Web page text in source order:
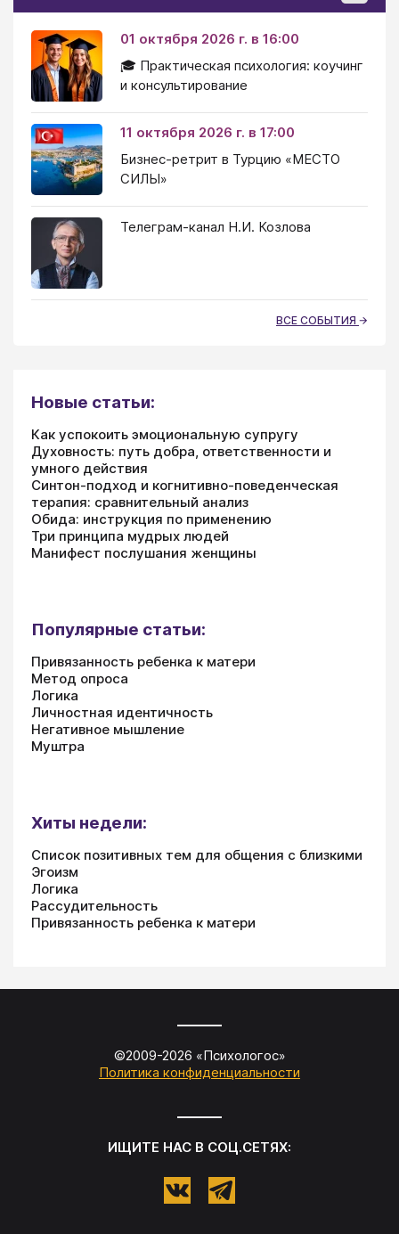
01 октября 2026 г. в 16:00
🎓 Практическая психология: коучинг
и консультирование
11 октября 2026 г. в 17:00
Бизнес-ретрит в Турцию «МЕСТО
СИЛЫ»
Телеграм-канал Н.И. Козлова
ВСЕ СОБЫТИЯ
Новые статьи:
Как успокоить эмоциональную супругу
Духовность: путь добра, ответственности и
умного действия
Синтон-подход и когнитивно-поведенческая
терапия: сравнительный анализ
Обида: инструкция по применению
Три принципа мудрых людей
Манифест послушания женщины
Популярные статьи:
Привязанность ребенка к матери
Метод опроса
Логика
Личностная идентичность
Негативное мышление
Муштра
Хиты недели:
Список позитивных тем для общения с близкими
Эгоизм
Логика
Рассудительность
Привязанность ребенка к матери
©2009-2026 «Психологос»
Политика конфиденциальности
ИЩИТЕ НАС В СОЦ.СЕТЯХ: